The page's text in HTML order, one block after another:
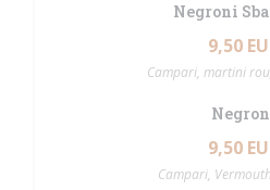
Negroni
9,50
Campari, martini
9,50
Campari,